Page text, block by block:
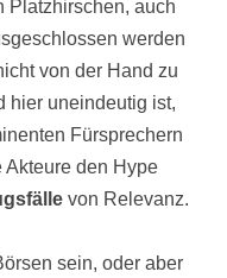
Platzhirschen, auch
werden
von der Hand zu
hier uneindeutig ist,
Fürsprechern
den Hype
von Relevanz.
sein, oder aber